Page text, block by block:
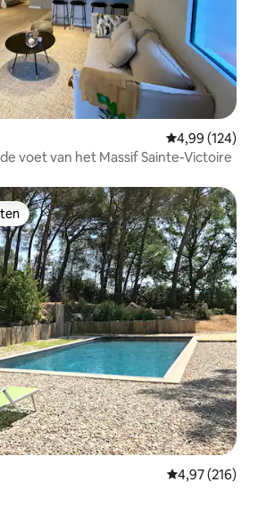
Gemiddelde
4,99 (124)
voet van het Massif Sainte-Victoire
Gemiddelde
4,97 (216)